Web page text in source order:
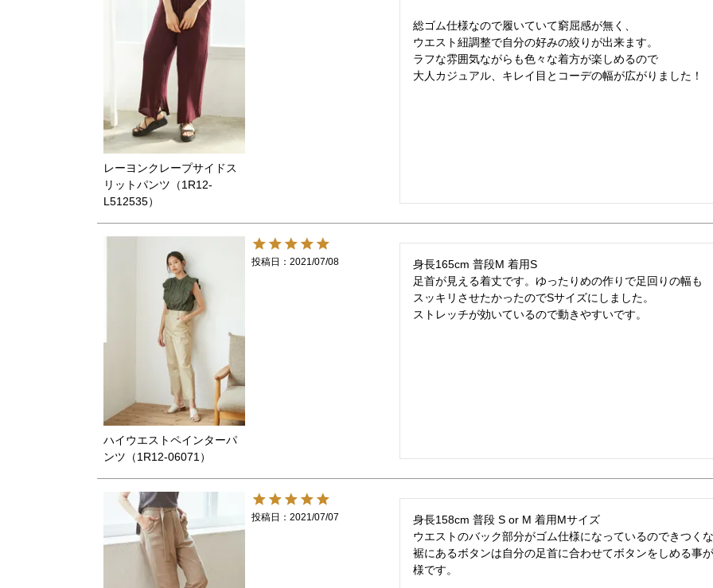
レーヨンクレープサイドス
リットパンツ（1R12-
L512535）
総ゴム仕様なので履いていて窮屈感が無く、
ウエスト紐調整で自分の好みの絞りが出来ます。
ラフな雰囲気ながらも色々な着方が楽しめるので
大人カジュアル、キレイ目とコーデの幅が広がりました！
ハイウエストペインターパ
ンツ（1R12-06071）
投稿日 2021/07/08
身長165cm 普段M 着用S
足首が見える着丈です。ゆったりめの作りで足回りの幅も
スッキリさせたかったのでSサイズにしました。
ストレッチが効いているので動きやすいです。
投稿日 2021/07/07
身長158cm 普段 S or M 着用Mサイズ
ウエストのバック部分がゴム仕様になっているのできつく
裾にあるボタンは自分の足首に合わせてボタンをしめる事
様です。